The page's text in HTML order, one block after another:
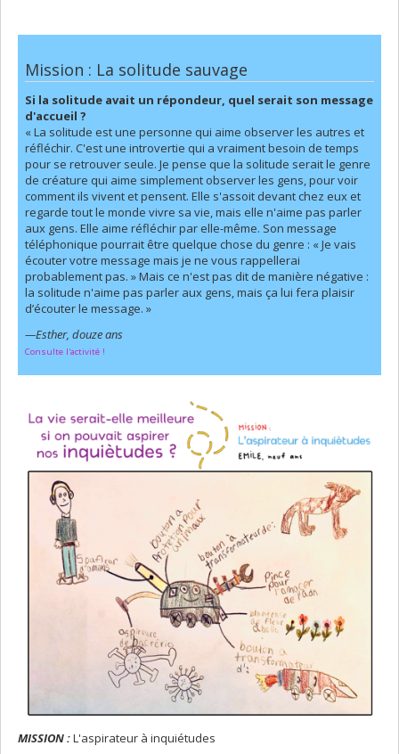
Mission : La solitude sauvage
Si la solitude avait un répondeur, quel serait son message
d'accueil ?
« La solitude est une personne qui aime observer les autres et
réfléchir. C'est une introvertie qui a vraiment besoin de temps
pour se retrouver seule. Je pense que la solitude serait le genre
de créature qui aime simplement observer les gens, pour voir
comment ils vivent et pensent. Elle s'assoit devant chez eux et
regarde tout le monde vivre sa vie, mais elle n'aime pas parler
aux gens. Elle aime réfléchir par elle-même. Son message
téléphonique pourrait être quelque chose du genre : « Je vais
écouter votre message mais je ne vous rappellerai
probablement pas. » Mais ce n'est pas dit de manière négative :
la solitude n'aime pas parler aux gens, mais ça lui fera plaisir
d’écouter le message. »
—Esther, douze ans
Consulte l'activité !
MISSION :L'aspirateur à inquiétudes